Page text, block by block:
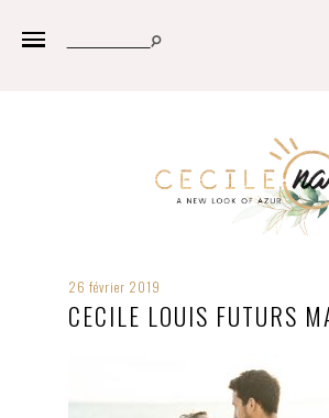
26 février 2019
CECILE LOUIS FUTURS